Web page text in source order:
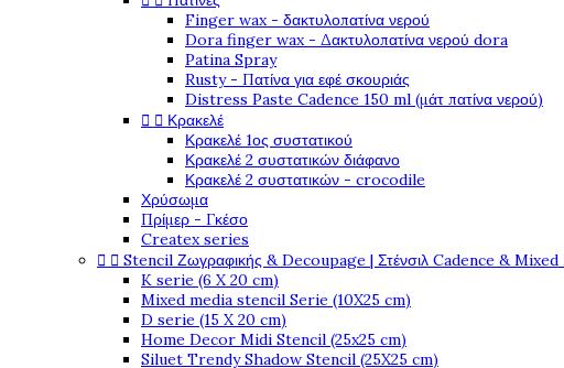
Finger wax - δακτυλοπατίνα νερού
Dora finger wax - Δακτυλοπατίνα νερού dora
Patina Spray
Rusty - Πατίνα για εφέ σκουριάς
Distress Paste Cadence 150 ml (μάτ πατίνα νερού)
  Κρακελέ
Κρακελέ 1ος συστατικού
Κρακελέ 2 συστατικών διάφανο
Κρακελέ 2 συστατικών - crocodile
Χρύσωμα
Πρίμερ - Γκέσο
Createx series
  Stencil Ζωγραφικής & Decoupage | Στένσιλ Cadence &
K serie (6 X 20 cm)
Mixed media stencil Serie (10X25 cm)
D serie (15 X 20 cm)
Home Decor Midi Stencil (25x25 cm)
Siluet Trendy Shadow Stencil (25X25 cm)